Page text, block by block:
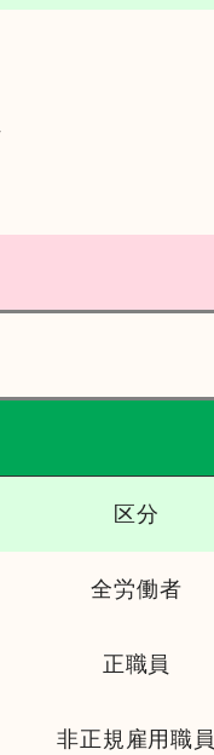
区分
全労働者
正職員
非正規雇用職員